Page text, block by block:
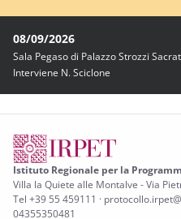
08/09/2026
Sala Pegaso di Palazzo Strozzi
Interviene N. Sciclone
Istituto Regionale per la
Villa la Quiete alle Montalve - Via
Tel +39 55 459111 ·
04355350481